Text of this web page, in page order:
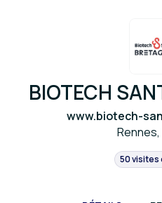
BIOTECH
www.biotech-
50 visites